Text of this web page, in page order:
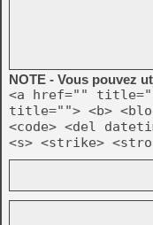
NOTE - Vous pouvez
<a href=""
title=""> <b>
<code> <del
<s> <strike>